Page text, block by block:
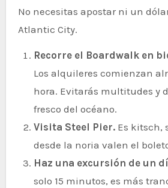
No necesitas apostar ni un
Atlantic City.
Recorre el Boardwalk en
Los alquileres comienzan
hora. Evitarás multitudes y
fresco del océano.
Visita Steel Pier.Es kitsch,
desde la noria valen el
Haz una excursión de un
solo 15 minutos, es más